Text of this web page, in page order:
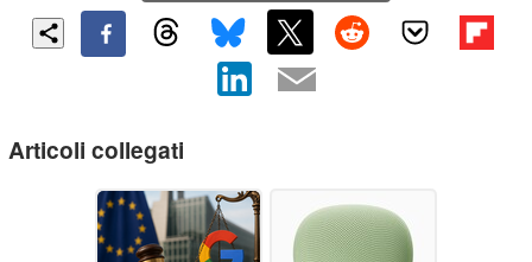
Articoli collegati